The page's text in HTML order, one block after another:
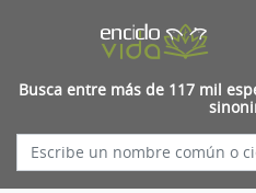
Busca entre más de 117 mil